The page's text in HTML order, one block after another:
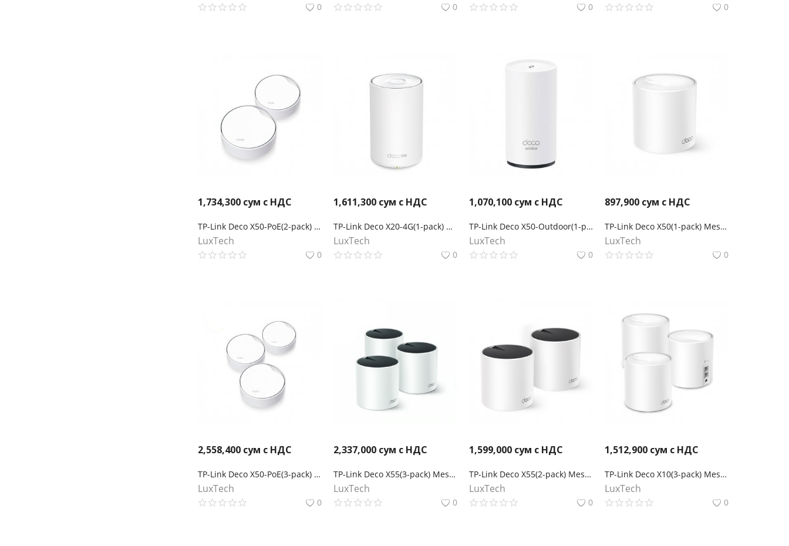
0 0 0 0
1,734,300 сум с НДС
TP-Link Deco X50-PoE(2-pack) AX3000 Mesh-система Wi-Fi 6 с поддержкой PoE
LuxTech
0
1,611,300 сум с НДС
TP-Link Deco X20-4G(1-pack) Mesh-модуль AX1800 с поддержкой 4G+
LuxTech
0
1,070,100 сум с НДС
TP-Link Deco X50-Outdoor(1-pack) Mesh-модуль AX3000 для улицы и помещений
LuxTech
0
897,900 сум с НДС
TP-Link Deco X50(1-pack) Mesh-модуль AX3000
LuxTech
0
2,558,400 сум с НДС
TP-Link Deco X50-PoE(3-pack) Mesh-система AX3000 с поддержкой PoE
LuxTech
0
2,337,000 сум с НДС
TP-Link Deco X55(3-pack) Mesh-система AX3000
LuxTech
0
1,599,000 сум с НДС
TP-Link Deco X55(2-pack) Mesh-система AX3000
LuxTech
0
1,512,900 сум с НДС
TP-Link Deco X10(3-pack) Mesh-система AX1500
LuxTech
0